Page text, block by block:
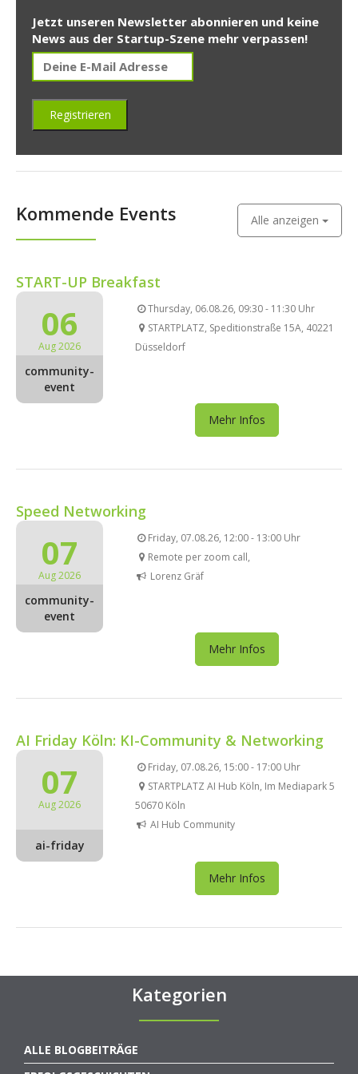
Jetzt unseren Newsletter abonnieren und keine
News aus der Startup-Szene mehr verpassen!
Kommende Events Alle anzeigen
START-UP Breakfast
06
Aug 2026
community-
event
Thursday, 06.08.26, 09:30 - 11:30 Uhr
STARTPLATZ, Speditionstraße 15A, 40221
Düsseldorf
Mehr Infos
Speed Networking
07
Aug 2026
community-
event
Friday, 07.08.26, 12:00 - 13:00 Uhr
Remote per zoom call,
Lorenz Gräf
Mehr Infos
AI Friday Köln: KI-Community & Networking
07
Aug 2026
ai-friday
Friday, 07.08.26, 15:00 - 17:00 Uhr
STARTPLATZ AI Hub Köln, Im Mediapark 5
50670 Köln
AI Hub Community
Mehr Infos
Kategorien
ALLE BLOGBEITRÄGE